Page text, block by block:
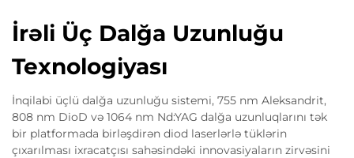
İrəli Üç Dalğa Uzunluğu
Texnologiyası
İnqilabi üçlü dalğa uzunluğu sistemi, 755 nm Aleksandrit,
808 nm DioD və 1064 nm Nd:YAG dalğa uzunluqlarını tək
bir platformada birləşdirən diod laserlərlə tüklərin
çıxarılması ixracatçısı sahəsindəki innovasiyaların zirvəsini